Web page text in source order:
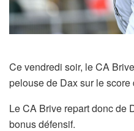
Ce vendredi soir, le CA
pelouse de Dax sur le score
Le CA Brive repart donc de
bonus défensif.